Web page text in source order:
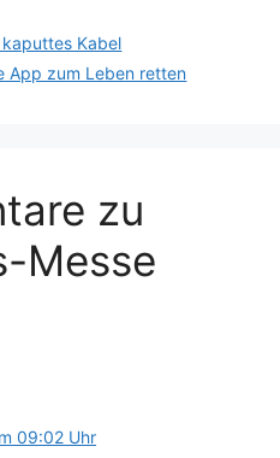
kaputtes Kabel
App zum Leben retten
zu
Messe
09:02 Uhr